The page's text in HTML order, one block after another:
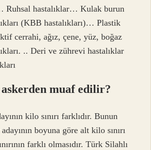
Ruhsal hastalıklar… Kulak burun
(KBB hastalıkları)… Plastik
cerrahi, ağız, çene, yüz, boğaz
.. Deri ve zührevi hastalıklar
muaf edilir?
kilo sınırı farklıdır. Bunun
boyuna göre alt kilo sınırı
farklı olmasıdır. Türk Silahlı